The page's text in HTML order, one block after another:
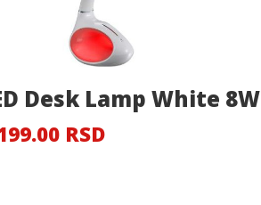
Desk Lamp White 8W
RSD